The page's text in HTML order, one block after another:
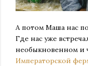
А потом Маша нас
Где нас уже
необыкновенном и
Императорской